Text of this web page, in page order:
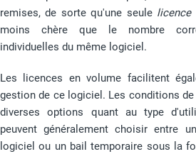
remises, de sorte qu'une seule licence
moins chère que le nombre
individuelles du même logiciel.
Les licences en volume facilitent
gestion de ce logiciel. Les conditions
diverses options quant au type
peuvent généralement choisir entre
logiciel ou un bail temporaire sous la